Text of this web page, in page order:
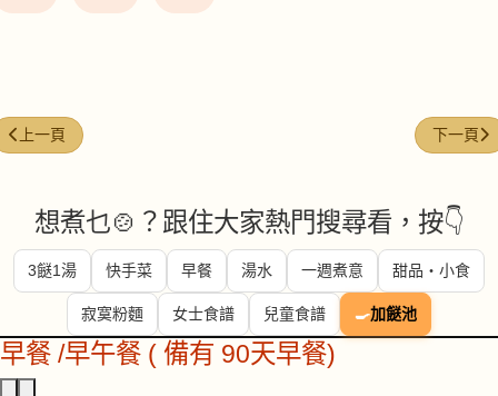
上一篇文章: 青蘿蔔 (Green Radish)
上一頁 下一篇
下一頁
想煮乜🍲？跟住大家熱門搜尋看，按👇
3餸1湯 快手菜 早餐 湯水 一週煮意 甜品・小食
寂寞粉麵 女士食譜 兒童食譜 🍳加餸池
早餐 /早午餐 ( 備有 90天早餐)